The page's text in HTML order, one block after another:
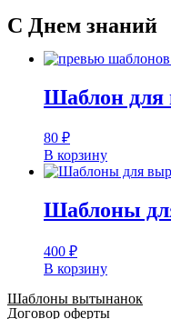
С Днем знаний
Шаблон для
80 ₽
В корзину
Шаблоны
400 ₽
В корзину
Шаблоны вытынанок
Договор оферты